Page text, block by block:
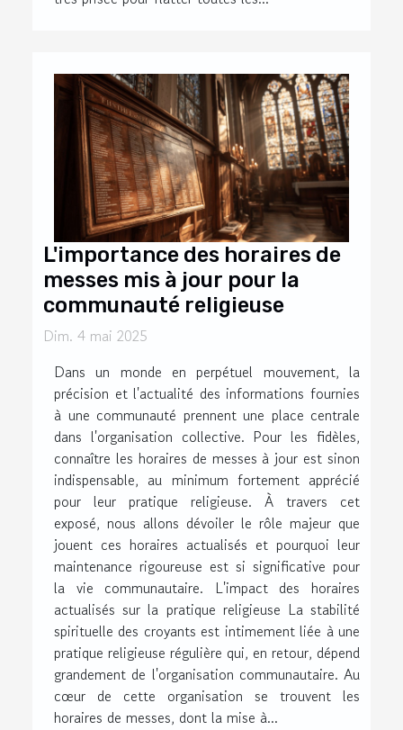
L'importance des horaires de
messes mis à jour pour la
communauté religieuse
Dim. 4 mai 2025
Dans un monde en perpétuel mouvement, la
précision et l'actualité des informations fournies
à une communauté prennent une place centrale
dans l'organisation collective. Pour les fidèles,
connaître les horaires de messes à jour est sinon
indispensable, au minimum fortement apprécié
pour leur pratique religieuse. À travers cet
exposé, nous allons dévoiler le rôle majeur que
jouent ces horaires actualisés et pourquoi leur
maintenance rigoureuse est si significative pour
la vie communautaire. L'impact des horaires
actualisés sur la pratique religieuse La stabilité
spirituelle des croyants est intimement liée à une
pratique religieuse régulière qui, en retour, dépend
grandement de l'organisation communautaire. Au
cœur de cette organisation se trouvent les
horaires de messes, dont la mise à...